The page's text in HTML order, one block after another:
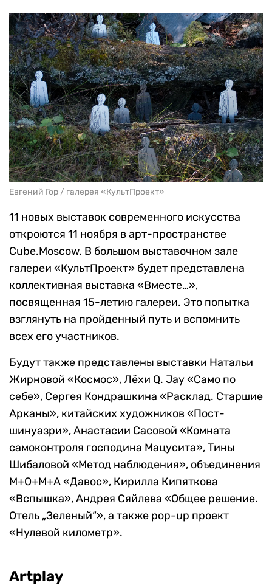
Евгений Гор / галерея «КультПроект»
11 новых выставок современного искусства
откроются 11 ноября в арт-пространстве
Cube.Moscow. В большом выставочном зале
галереи «КультПроект» будет представлена
коллективная выставка «Вместе…»,
посвященная 15-летию галереи. Это попытка
взглянуть на пройденный путь и вспомнить
всех его участников.
Будут также представлены выставки Натальи
Жирновой «Космос», Лёхи Q. Jay «Само по
себе», Сергея Кондрашкина «Расклад. Старшие
Арканы», китайских художников «Пост-
шинуазри», Анастасии Сасовой «Комната
самоконтроля господина Мацусита», Тины
Шибаловой «Метод наблюдения», объединения
M+O+M+A «Давос», Кирилла Кипяткова
«Вспышка», Андрея Сяйлева «Общее решение.
Отель „Зеленый“», а также pop-up проект
«Нулевой километр».
Artplay